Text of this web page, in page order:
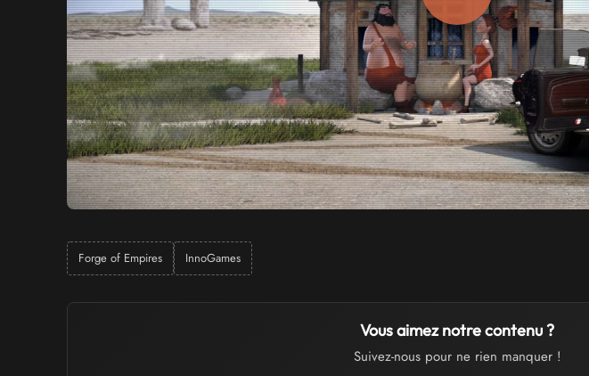
Forge of Empires InnoGames
Vous aimez notre contenu ?
Suivez-nous pour ne rien manquer !